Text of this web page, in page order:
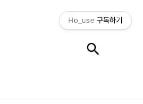
Ho_use 구독하기